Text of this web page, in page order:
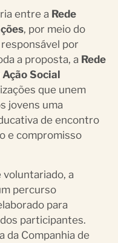
entre a Rede
, por meio do
responsável por
a proposta, a Rede
Ação Social
que unem
jovens uma
de encontro
e compromisso
voluntariado, a
percurso
para
participantes.
da Companhia de